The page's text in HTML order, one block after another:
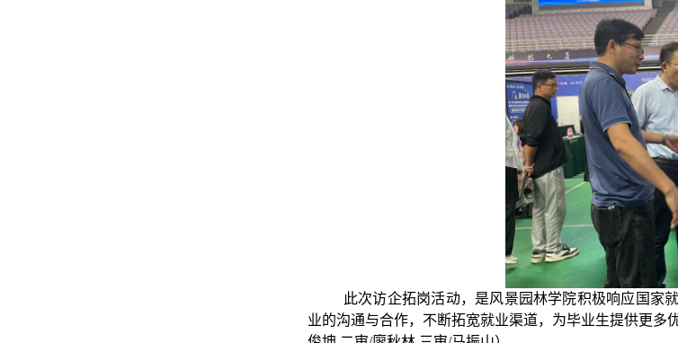
此次访企拓岗活动，是风景园林学院积极响应国家
业的沟通与合作，不断拓宽就业渠道，为毕业生提供更